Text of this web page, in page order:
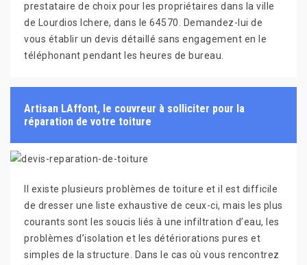
prestataire de choix pour les propriétaires dans la ville
de Lourdios Ichere, dans le 64570. Demandez-lui de
vous établir un devis détaillé sans engagement en le
téléphonant pendant les heures de bureau.
Artisan LAffont, le couvreur à solliciter pour la
réparation de votre toiture
Il existe plusieurs problèmes de toiture et il est difficile
de dresser une liste exhaustive de ceux-ci, mais les plus
courants sont les soucis liés à une infiltration d’eau, les
problèmes d’isolation et les détériorations pures et
simples de la structure. Dans le cas où vous rencontrez